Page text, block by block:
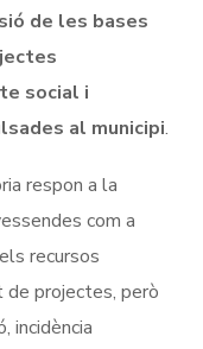
de les bases
social i
al municipi.
respon a la
com a
recursos
de projectes, però
incidència